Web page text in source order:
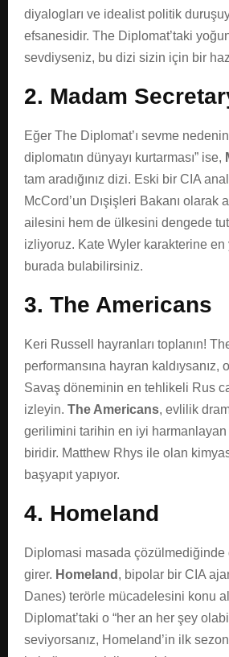
diyalogları ve idealist politik
efsanesidir. The Diplomat’taki
sevdiyseniz, bu dizi sizin için bir
2. Madam
Eğer The Diplomat’ı sevme
diplomatın dünyayı kurtarması” ise,
tam aradığınız dizi. Eski bir CIA
McCord’un Dışişleri Bakanı olarak
ailesini hem de ülkesini dengede
izliyoruz. Kate Wyler karakterine en
burada bulabilirsiniz.
3. The Americans
Keri Russell hayranları toplanın!
performansına hayran kaldıysanız,
Savaş döneminin en tehlikeli Rus
izleyin. The Americans, evlilik
gerilimini tarihin en iyi harmanlayan
biridir. Matthew Rhys ile olan
başyapıt yapıyor.
4. Homeland
Diplomasi masada çözülmediğinde
girer. Homeland , bipolar bir CIA
Danes) terörle mücadelesini konu
Diplomat’taki o “her an her şey
seviyorsanız, Homeland’in ilk